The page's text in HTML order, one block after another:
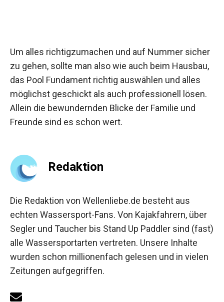
Um alles richtigzumachen und auf Nummer sicher
zu gehen, sollte man also wie auch beim Hausbau,
das Pool Fundament richtig auswählen und alles
möglichst geschickt als auch professionell lösen.
Allein die bewundernden Blicke der Familie und
Freunde sind es schon wert.
Redaktion
Die Redaktion von Wellenliebe.de besteht aus
echten Wassersport-Fans. Von Kajakfahrern, über
Segler und Taucher bis Stand Up Paddler sind (fast)
alle Wassersportarten vertreten. Unsere Inhalte
wurden schon millionenfach gelesen und in vielen
Zeitungen aufgegriffen.